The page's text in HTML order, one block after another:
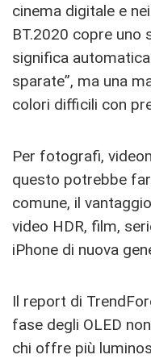
cinema digitale e
BT.2020 copre uno
significa
sparate”, ma una
colori difficili con
Per fotografi,
questo potrebbe
comune, il
video HDR, film,
iPhone di nuova
Il report di
fase degli OLED
chi offre più